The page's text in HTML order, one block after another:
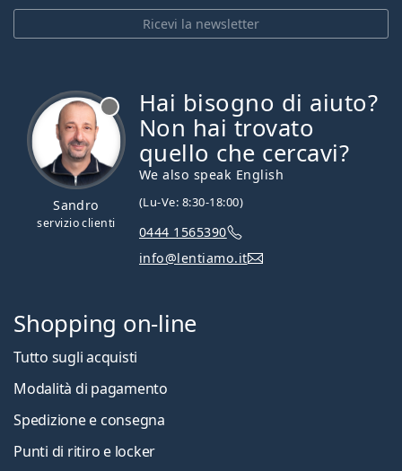
Ricevi la newsletter
Sandro
servizio clienti
Hai bisogno di aiuto?
Non hai trovato
quello che cercavi?
We also speak English
(Lu-Ve: 8:30-18:00)
0444 1565390
info@lentiamo.it
Shopping on-line
Tutto sugli acquisti
Modalità di pagamento
Spedizione e consegna
Punti di ritiro e locker